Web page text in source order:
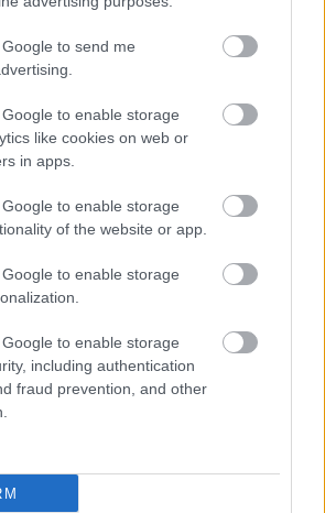
to send me
to enable storage
like cookies on web or
in apps.
to enable storage
of the website or app.
to enable storage
to enable storage
including authentication
fraud prevention, and other
hogy mi okozza, hogy ebben
filmszínházakat a sci-fi-k, de én
hiszen szívem egyik csücske
Kosinski a Tron: Örökségben
ő inkább a trükkök mestere,
de a…
+ Képszakadás
24.
kedveskedtem magamnak a
A Csapda Dwayne Johnson új
mely igaz
míg a Képszakadásról nem
vagy valami
hivatott…
teremtmények
02.